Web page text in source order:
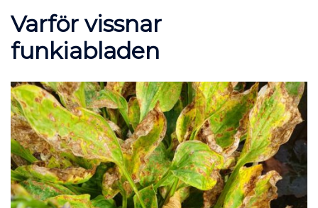
Varför vissnar
funkiabladen